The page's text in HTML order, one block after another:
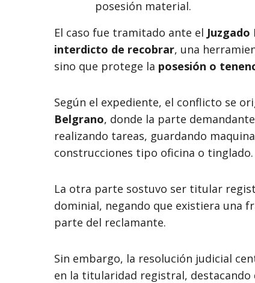
posesión material.
El caso fue tramitado ante el
interdicto de recobrar, una
sino que protege la posesión o
Según el expediente, el conflicto se
Belgrano, donde la parte
realizando tareas, guardando
construcciones tipo oficina o tinglado.
La otra parte sostuvo ser titular
dominial, negando que existiera una
parte del reclamante.
Sin embargo, la resolución judicial
en la titularidad registral,